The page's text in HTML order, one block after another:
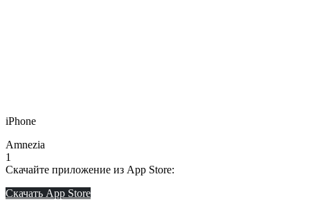
iPhone
Amnezia
1
Скачайте приложение из App Store:
Скачать App Store